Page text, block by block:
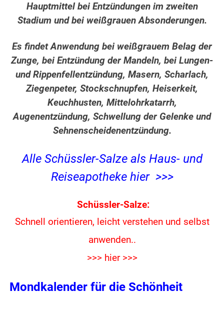
Hauptmittel bei Entzündungen im zweiten
Stadium und bei weißgrauen Absonderungen.
Es findet Anwendung bei weißgrauem Belag der
Zunge, bei Entzündung der Mandeln, bei Lungen-
und Rippenfellentzündung, Masern, Scharlach,
Ziegenpeter, Stockschnupfen, Heiserkeit,
Keuchhusten, Mittelohrkatarrh,
Augenentzündung, Schwellung der Gelenke und
Sehnenscheidenentzündung.
Alle Schüssler-Salze als Haus- und
Reiseapotheke hier >>>
Schüssler-Salze:
Schnell orientieren, leicht verstehen und selbst
anwenden..
>>> hier >>>
Mondkalender für die Schönheit